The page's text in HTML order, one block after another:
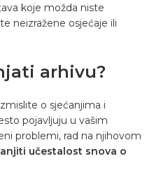
koje možda niste
neizražene osjećaje ili
arhivu?
o sjećanjima i
pojavljuju u vašim
problemi, rad na njihovom
učestalost snova o